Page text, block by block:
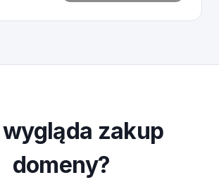
zakup
domeny?